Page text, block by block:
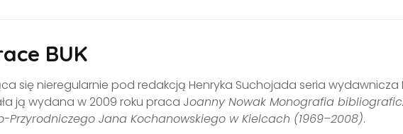
BUK
się nieregularnie pod redakcją Henryka Suchojada seria wydawnicza
ją wydana w 2009 roku praca Joanny Nowak Monografia
Przyrodniczego Jana Kochanowskiego w Kielcach (1969–2008).